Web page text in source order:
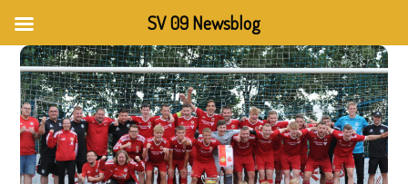
SV 09 Newsblog